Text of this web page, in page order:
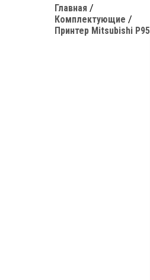
Главная
Комплектующие
Принтер Mitsubishi P95